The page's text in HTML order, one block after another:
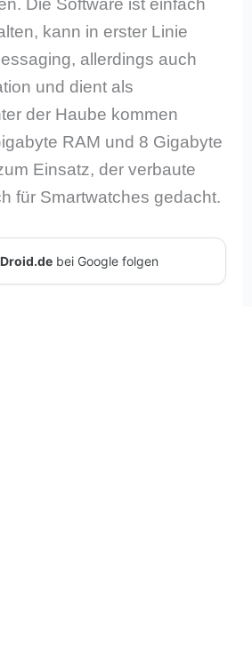
Die Software ist einfach
kann in erster Linie
allerdings auch
und dient als
der Haube kommen
RAM und 8 Gigabyte
Einsatz, der verbaute
für Smartwatches gedacht.
bei Google folgen